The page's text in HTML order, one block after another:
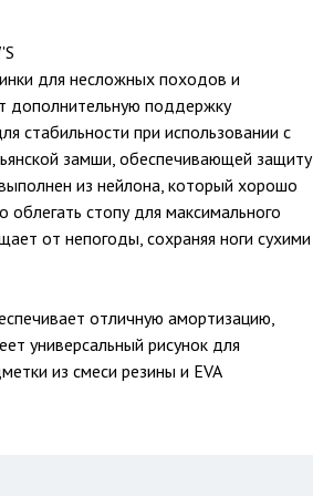
для несложных походов и
дополнительную поддержку
стабильности при использовании с
замши, обеспечивающей защиту
из нейлона, который хорошо
стопу для максимального
от непогоды, сохраняя ноги сухими
отличную амортизацию,
универсальный рисунок для
из смеси резины и EVA